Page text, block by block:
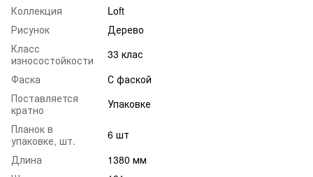
Коллекция
Loft
Рисунок
Дерево
Класс
износостойкости
33 клас
Фаска
С фаской
Поставляется
кратно
Упаковке
Планок в
упаковке, шт.
6 шт
Длина
1380 мм